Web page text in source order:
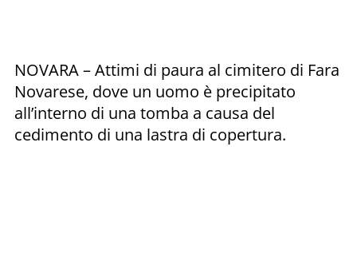
NOVARA – Attimi di paura al cimitero di Fara
Novarese, dove un uomo è precipitato
all’interno di una tomba a causa del
cedimento di una lastra di copertura.